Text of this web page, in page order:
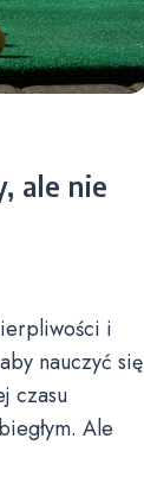
ale nie
i
nauczyć się
czasu
Ale